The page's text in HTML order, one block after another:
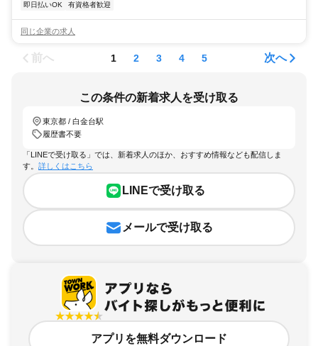
即日払いOK
有資格者歓迎
同じ企業の求人
前へ 1 2 3 4 5 次へ
この条件の新着求人を受け取る
東京都 / 白金台駅
履歴書不要
「LINEで受け取る」では、新着求人のほか、おすすめ情報なども配信しま
す。 詳しくはこちら
LINEで受け取る
メールで受け取る
アプリを無料ダウンロード